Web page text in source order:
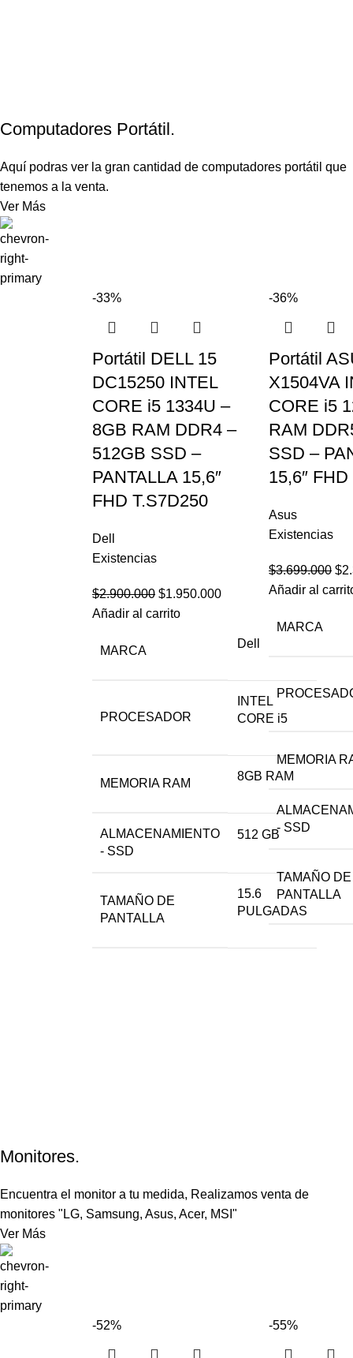
Computadores Portátil.
Aquí podras ver la gran cantidad de computadores portátil que
tenemos a la venta.
Ver Más
-33%
Portátil DELL 15
DC15250 INTEL
CORE i5 1334U –
8GB RAM DDR4 –
512GB SSD –
PANTALLA 15,6″
FHD T.S7D250
Dell
Existencias
$2.900.000 $1.950.000
Añadir al carrito
MARCA
Dell
PROCESADOR
INTEL
CORE i5
MEMORIA RAM
8GB RAM
ALMACENAMIENTO
- SSD
512 GB
TAMAÑO DE
PANTALLA
15.6
PULGADAS
-36%
Portátil
X1504VA
CORE i5
RAM
SSD –
15,6″
Asus
Existencias
$3.699.000 $
Añadir al
MARCA
MEMORIA
- SSD
TAMAÑO DE
PANTALLA
Monitores.
Encuentra el monitor a tu medida, Realizamos venta de
monitores "LG, Samsung, Asus, Acer, MSI"
Ver Más
-52% -55%